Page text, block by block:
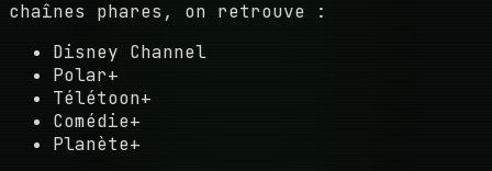
chaînes phares, on retrouve :
Disney Channel
Polar+
Télétoon+
Comédie+
Planète+